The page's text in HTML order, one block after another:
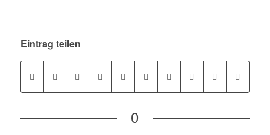
Eintrag teilen
0